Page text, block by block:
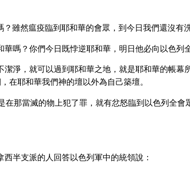
雖然瘟疫臨到耶和華的會眾，到今日我們還沒有洗
嗎？你們今日既悖逆耶和華，明日他必向以色列
潔淨，就可以過到耶和華之地，就是耶和華的帳幕
在耶和華我們神的壇以外為自己築壇。
在那當滅的物上犯了罪，就有忿怒臨到以色列全
半支派的人回答以色列軍中的統領說：